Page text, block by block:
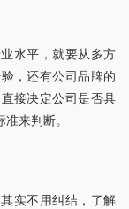
水平，就要从多方
，还有公司品牌的
接决定公司是否具
来判断。
实不用纠结，了解